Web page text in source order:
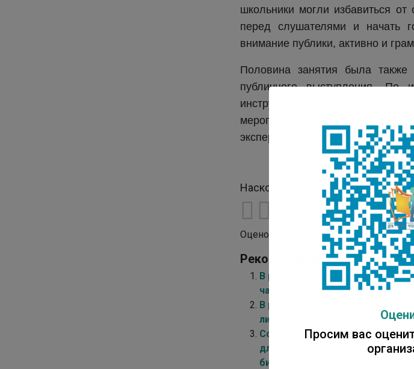
школьники могли избавиться
перед слушателями и начать
внимание публики, активно и
Половина занятия была также
публичного выступления. По
инструментами по
мероприятий, они,
экспертами.
Насколько вам понравилась
Оценок пока нет. Поставьте оценку
Рекомендуем:
В рамках проекта «80 уроков
час-реквием «Сталинград –
В рамках Года культуры и
лицей” был проведен
Состоялась презентация
для будущего», посвященная
библиотеки Республики Саха
Просим вас